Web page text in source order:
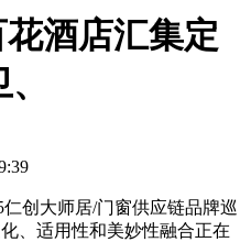
酒店汇集定
创大师居/门窗供应链品牌巡
、适用性和美妙性融合正在